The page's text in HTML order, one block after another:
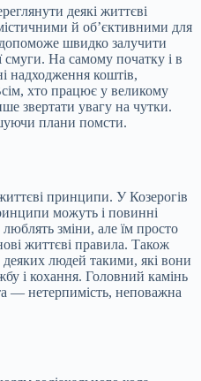
деякі життєві
й об’єктивними для
швидко залучити
смуги. На самому початку і в
надходження коштів,
хто працює у великому
звертати увагу на чутки.
плани помсти.
принципи. У Козерогів
можуть і повинні
зміни, але їм просто
життєві правила. Також
людей такими, які вони
і кохання. Головний камінь
— нетерпимість, неповажна